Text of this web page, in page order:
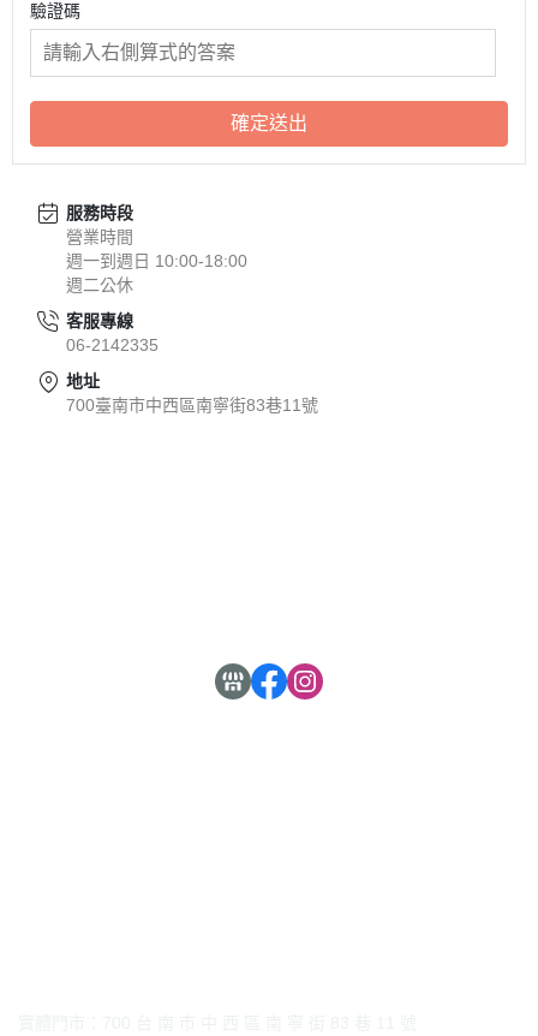
驗證碼
確定送出
服務時段
營業時間
週一到週日 10:00-18:00
週二公休
客服專線
06-2142335
地址
700臺南市中西區南寧街83巷11號